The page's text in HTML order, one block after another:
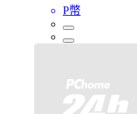
P幣